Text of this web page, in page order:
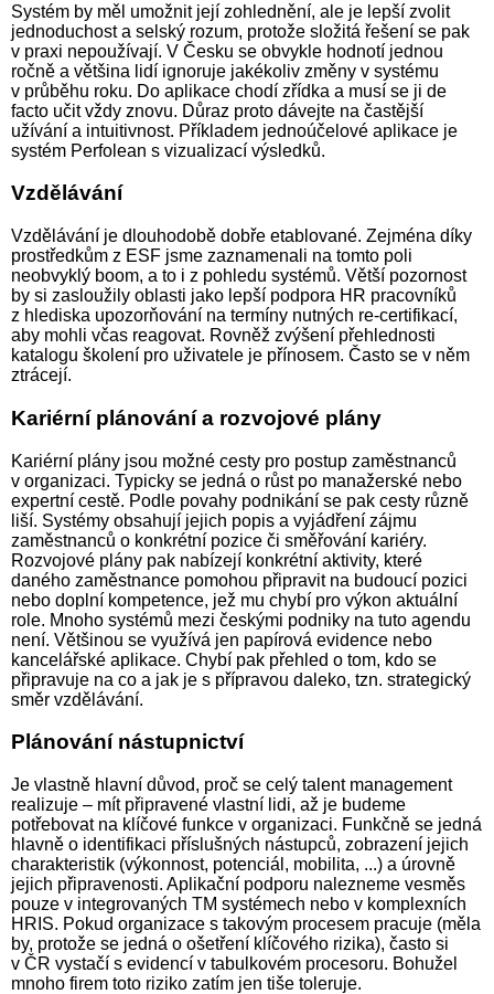
Systém by měl umožnit její zohlednění, ale je lepší zvolit
jednoduchost a selský rozum, protože složitá řešení se pak
v praxi nepoužívají. V Česku se obvykle hodnotí jednou
ročně a většina lidí ignoruje jakékoliv změny v systému
v průběhu roku. Do aplikace chodí zřídka a musí se ji de
facto učit vždy znovu. Důraz proto dávejte na častější
užívání a intuitivnost. Příkladem jednoúčelové aplikace je
systém Perfolean s vizualizací výsledků.
Vzdělávání
Vzdělávání je dlouhodobě dobře etablované. Zejména díky
prostředkům z ESF jsme zaznamenali na tomto poli
neobvyklý boom, a to i z pohledu systémů. Větší pozornost
by si zasloužily oblasti jako lepší podpora HR pracovníků
z hlediska upozorňování na termíny nutných re-certifikací,
aby mohli včas reagovat. Rovněž zvýšení přehlednosti
katalogu školení pro uživatele je přínosem. Často se v něm
ztrácejí.
Kariérní plánování a rozvojové plány
Kariérní plány jsou možné cesty pro postup zaměstnanců
v organizaci. Typicky se jedná o růst po manažerské nebo
expertní cestě. Podle povahy podnikání se pak cesty různě
liší. Systémy obsahují jejich popis a vyjádření zájmu
zaměstnanců o konkrétní pozice či směřování kariéry.
Rozvojové plány pak nabízejí konkrétní aktivity, které
daného zaměstnance pomohou připravit na budoucí pozici
nebo doplní kompetence, jež mu chybí pro výkon aktuální
role. Mnoho systémů mezi českými podniky na tuto agendu
není. Většinou se využívá jen papírová evidence nebo
kancelářské aplikace. Chybí pak přehled o tom, kdo se
připravuje na co a jak je s přípravou daleko, tzn. strategický
směr vzdělávání.
Plánování nástupnictví
Je vlastně hlavní důvod, proč se celý talent management
realizuje – mít připravené vlastní lidi, až je budeme
potřebovat na klíčové funkce v organizaci. Funkčně se jedná
hlavně o identifikaci příslušných nástupců, zobrazení jejich
charakteristik (výkonnost, potenciál, mobilita, ...) a úrovně
jejich připravenosti. Aplikační podporu nalezneme vesměs
pouze v integrovaných TM systémech nebo v komplexních
HRIS. Pokud organizace s takovým procesem pracuje (měla
by, protože se jedná o ošetření klíčového rizika), často si
v ČR vystačí s evidencí v tabulkovém procesoru. Bohužel
mnoho firem toto riziko zatím jen tiše toleruje.